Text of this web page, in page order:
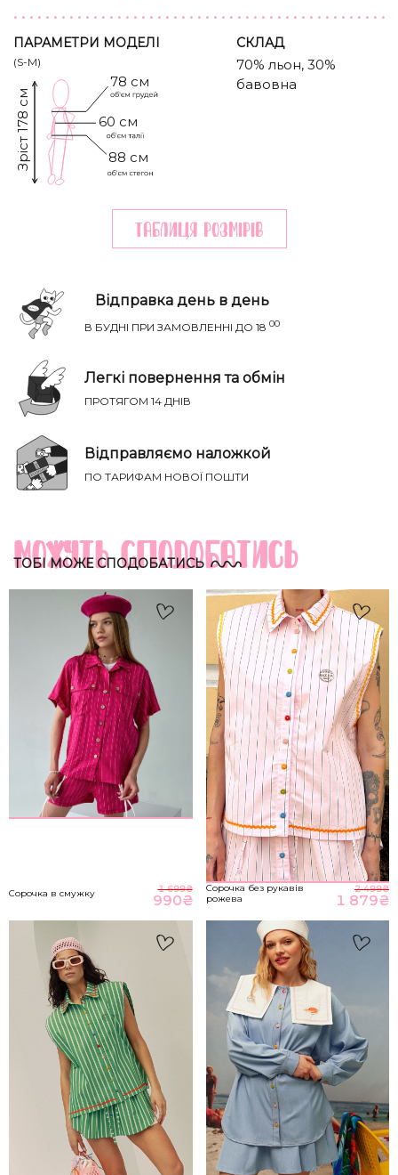
ПАРАМЕТРИ МОДЕЛІ
(S-M)
78 см
Зріст 178 см 60 см
88 см
CКЛАД
70% льон, 30%
бавовна
Таблиця розмiрiв
Відправка день в день
В БУДНІ ПРИ ЗАМОВЛЕННІ ДО 18 00
Легкі повернення та обмін
ПРОТЯГОМ 14 ДНІВ
Відправляємо наложкой
ПО ТАРИФАМ НОВОЇ ПОШТИ
Можуть сподобатись
ТОБІ МОЖЕ СПОДОБАТИСЬ
Сорочка в смужку 1 699₴
990₴
Сорочка без рукавів
рожева
2 499₴
1 879₴
НАПИСАТИ IВАНЦI
ВІДПРАВИТИ
ТВІЙ ТАЄМНИЙ СПИСОК БАЖАНЬ
НА ГОЛОВНУ
Річ ідеально сяде на параметри:
XS-S 81-85 60-65
65-70 93-98
70-76 98-104
*розміри вказані в сантиметрах
Розмір речі